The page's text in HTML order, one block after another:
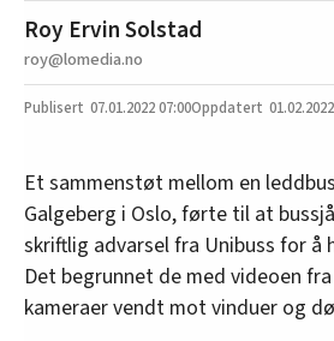
Roy Ervin Solstad
roy@lomedia.no
07.01.202207:00
Et sammenstøt mellom en
Galgeberg i Oslo, førte til at
skriftlig advarsel fra Unibuss for å
Det begrunnet de med videoen
kameraer vendt mot vinduer og